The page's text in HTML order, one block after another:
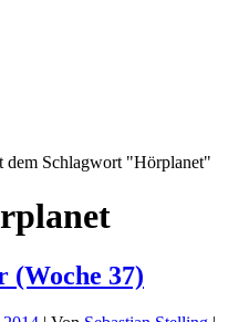
dem Schlagwort "Hörplanet"
(Woche 37)